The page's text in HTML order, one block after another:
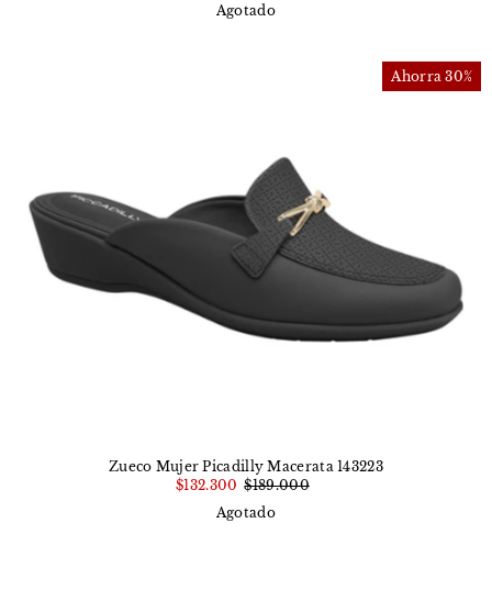
Agotado
Ahorra 30%
Zueco Mujer Picadilly Macerata 143223
$132.300 $189.000
Agotado